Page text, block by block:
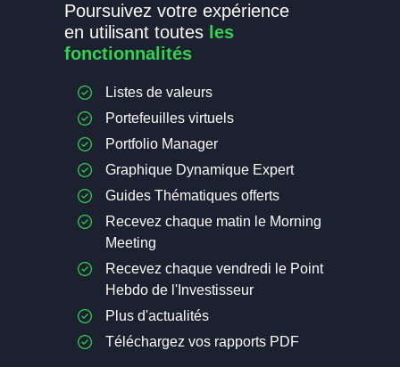
Poursuivez votre expérience
en utilisant toutes les
fonctionnalités
Listes de valeurs
Portefeuilles virtuels
Portfolio Manager
Graphique Dynamique Expert
Guides Thématiques offerts
Recevez chaque matin le Morning
Meeting
Recevez chaque vendredi le Point
Hebdo de l'Investisseur
Plus d'actualités
Téléchargez vos rapports PDF